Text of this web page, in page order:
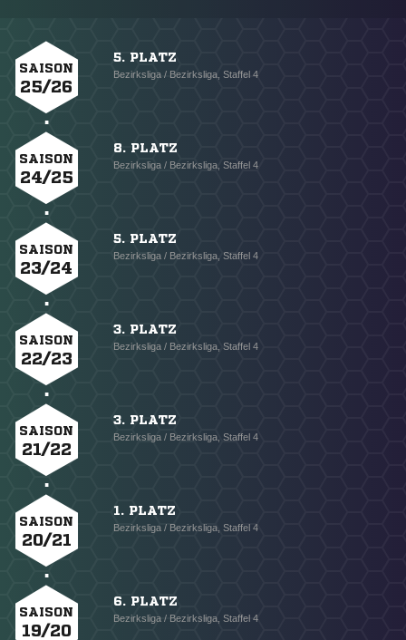
SAISON
25/26
5. PLATZ
Bezirksliga / Bezirksliga, Staffel 4
SAISON
24/25
8. PLATZ
Bezirksliga / Bezirksliga, Staffel 4
SAISON
23/24
5. PLATZ
Bezirksliga / Bezirksliga, Staffel 4
SAISON
22/23
3. PLATZ
Bezirksliga / Bezirksliga, Staffel 4
SAISON
21/22
3. PLATZ
Bezirksliga / Bezirksliga, Staffel 4
SAISON
20/21
1. PLATZ
Bezirksliga / Bezirksliga, Staffel 4
SAISON
19/20
6. PLATZ
Bezirksliga / Bezirksliga, Staffel 4